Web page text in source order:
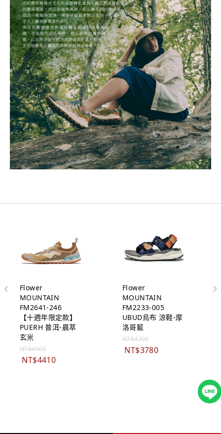
Flower
MOUNTAIN
FM2641-246
【十週年限定款】
PUERH 普洱-晨萃
玄米
NT$4900
NT$4410
Flower
MOUNTAIN
FM2233-005
UBUD烏布 涼鞋-摩
洛哥藍
NT$4200
NT$3780